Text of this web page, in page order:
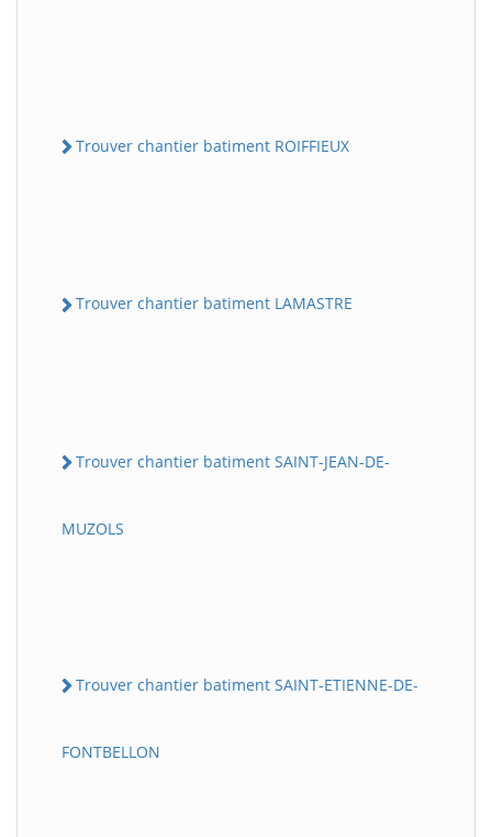
Trouver chantier batiment ROIFFIEUX
Trouver chantier batiment LAMASTRE
Trouver chantier batiment SAINT-JEAN-DE-
MUZOLS
Trouver chantier batiment SAINT-ETIENNE-DE-
FONTBELLON